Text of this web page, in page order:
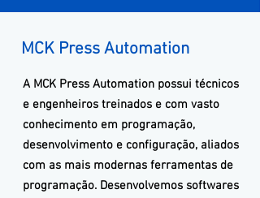
MCK Press Automation
A MCK Press Automation possui técnicos
e engenheiros treinados e com vasto
conhecimento em programação,
desenvolvimento e configuração, aliados
com as mais modernas ferramentas de
programação. Desenvolvemos softwares